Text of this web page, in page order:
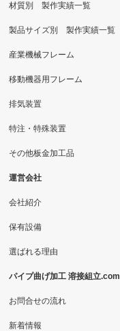
材質別 製作実績一覧
製品サイズ別 製作実績一覧
産業機械フレーム
移動機器用フレーム
排気装置
特注・特殊装置
その他板金加工品
運営会社
会社紹介
保有設備
選ばれる理由
パイプ曲げ加工 溶接組立.com
お問合せの流れ
新着情報